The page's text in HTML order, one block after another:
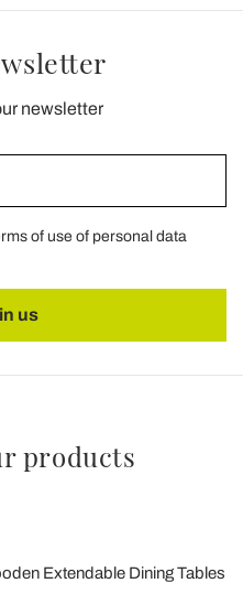
newsletter
of use of personal data
us
products
Extendable Dining Tables